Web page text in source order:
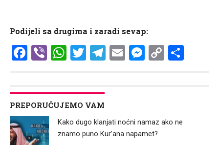
Podijeli sa drugima i zaradi sevap:
Facebook
ViberWhatsApp
Twitter
Telegram
EmailCopy
PREPORUČUJEMO VAM
Kako dugo klanjati noćni namaz ako ne
znamo puno Kur’ana napamet?